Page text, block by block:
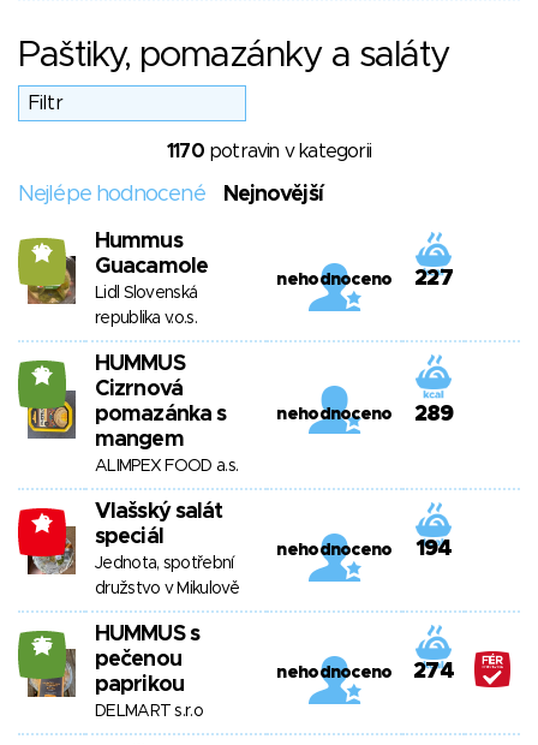
Paštiky, pomazánky a saláty
1170potravin v kategorii
Nejlépe hodnocené Nejnovější
10
Hummus
Guacamole
Lidl Slovenská
republika v.o.s.
nehodnoceno 227
18
HUMMUS
Cizrnová
pomazánka s
mangem
ALIMPEX FOOD a.s.
nehodnoceno 289
-2
Vlašský salát
speciál
Jednota, spotřební
družstvo v Mikulově
nehodnoceno 194
25
HUMMUS s
pečenou
paprikou
DELMART s.r.o
nehodnoceno 274